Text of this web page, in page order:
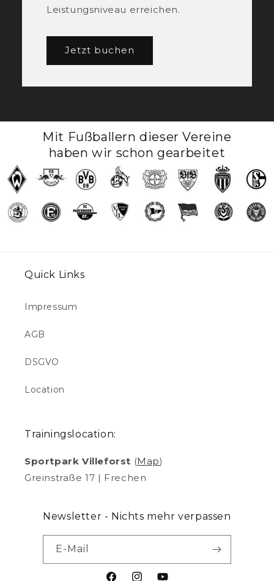
Leistungsniveau erreichen.
Jetzt buchen
Mit Fußballern dieser Vereine
haben wir schon gearbeitet
Quick Links
Impressum
AGB
DSGVO
Location
Trainingslocation:
Sportpark Villeforst (Map)
Greinstraße 17 | Frechen
Newsletter - Nichts mehr verpassen
E-Mail